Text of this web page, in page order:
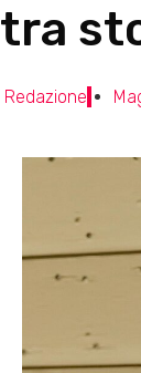
tra
Redazione